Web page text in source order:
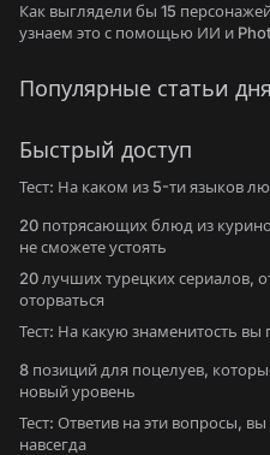
Как выглядели бы 15
узнаем это с помощью ИИ и
Популярные статьи дня
Быстрый доступ
Тест: На каком из 5-ти языков
20 потрясающих блюд из
не сможете устоять
20 лучших турецких сериалов,
оторваться
Тест: На какую знаменитость вы
8 позиций для поцелуев,
новый уровень
Тест: Ответив на эти вопросы,
навсегда